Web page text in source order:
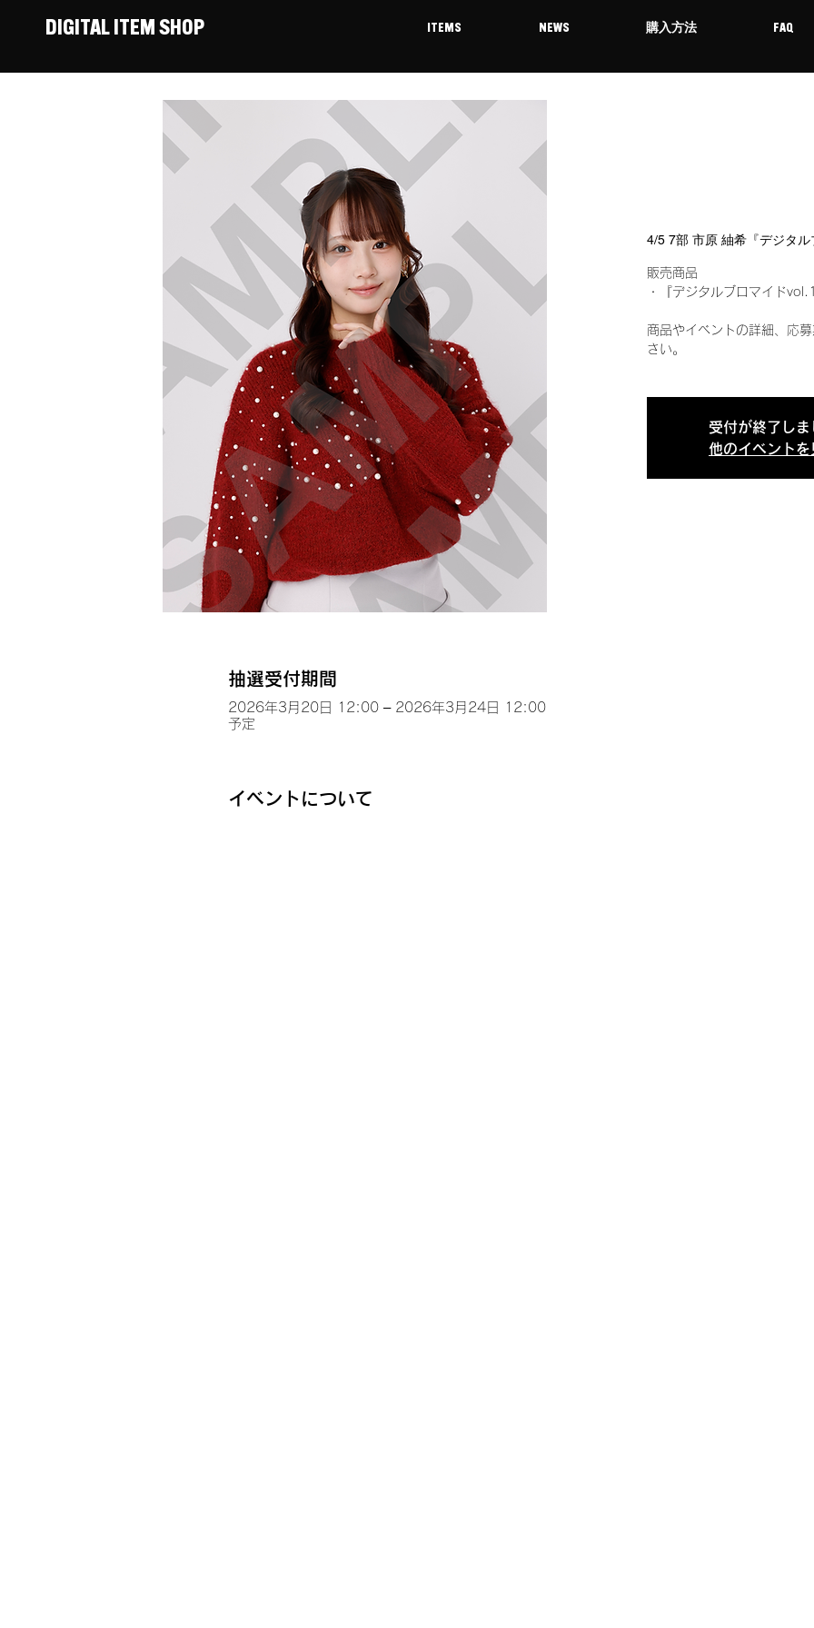
DIGITAL ITEM SHOP ITEMS NEWS 購入方法 FAQ
4/5 7部 市原 紬希『デジタ
販売商品
・『デジタルブロマイド
商品やイベントの詳細、応
さい。
受付が終了しま
他のイベントを
抽選受付期間
2026年3月20日 12:00 – 2026年3月24日 12:00
予定
イベントについて